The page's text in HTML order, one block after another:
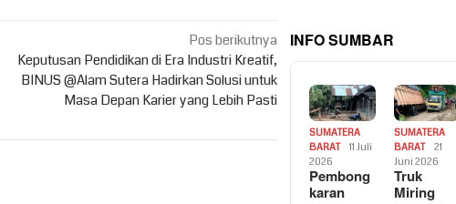
Pos berikutnya
Keputusan Pendidikan di Era Industri Kreatif,
BINUS @Alam Sutera Hadirkan Solusi untuk
Masa Depan Karier yang Lebih Pasti
INFO SUMBAR
SUMATERA
BARAT
11 Juli
2026
Pembong
karan
SUMATERA
BARAT
21
Juni 2026
Truk
Miring